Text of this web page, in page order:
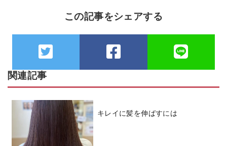
この記事をシェアする
関連記事
キレイに髪を伸ばすには